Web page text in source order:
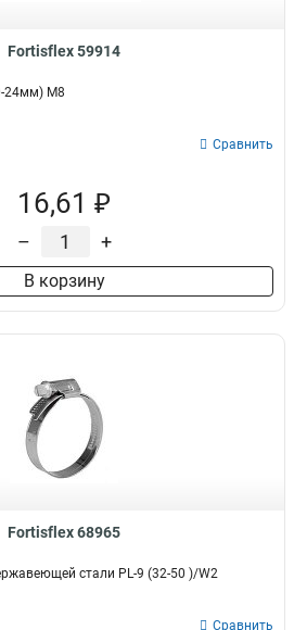
Fortisflex 59914
24мм) М8
Сравнить
16,61 ₽
– +
В корзину
Fortisflex 68965
стали PL-9 (32-50 )/W2
Сравнить